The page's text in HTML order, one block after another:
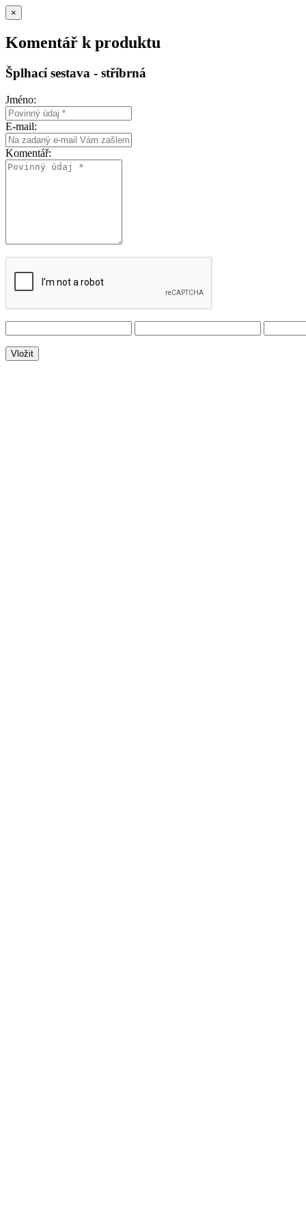
×
Komentář k produktu
Šplhací sestava - stříbrná
Jméno:
E-mail:
Komentář: